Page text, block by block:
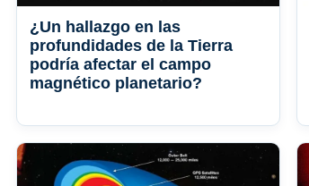
¿Un hallazgo en las
profundidades de la Tierra
podría afectar el campo
magnético planetario?